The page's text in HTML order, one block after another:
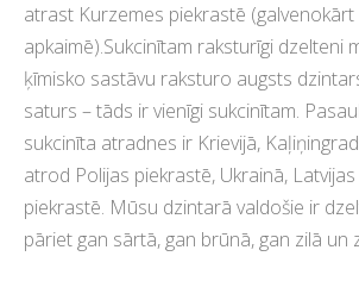
atrast Kurzemes piekrastē (galvenokārt
apkaimē).Sukcinītam raksturīgi dzelteni
ķīmisko sastāvu raksturo augsts
saturs – tāds ir vienīgi sukcinītam.
sukcinīta atradnes ir Krievijā,
atrod Polijas piekrastē, Ukrainā,
piekrastē. Mūsu dzintarā valdošie ir
pāriet gan sārtā, gan brūnā, gan zilā un